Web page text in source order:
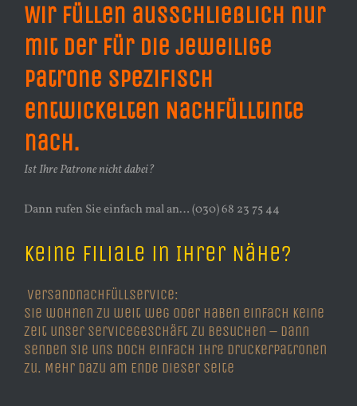
Wir füllen ausschließlich nur
mit der für die jeweilige
Patrone spezifisch
entwickelten Nachfülltinte
nach.
Ist Ihre Patrone nicht dabei?
Dann rufen Sie einfach mal an… (030) 68 23 75 44
Keine Filiale in Ihrer Nähe?
Versandnachfüllservice:
Sie wohnen zu weit weg oder haben einfach keine
Zeit unser Servicegeschäft zu besuchen – dann
senden Sie uns doch einfach Ihre Druckerpatronen
zu. Mehr dazu am Ende dieser Seite